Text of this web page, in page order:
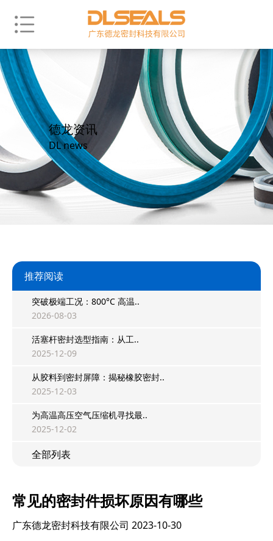
德龙资讯
DL news
推荐阅读
突破极端工况：800°C 高温..
2026-08-03
活塞杆密封选型指南：从工..
2025-12-09
从胶料到密封屏障：揭秘橡胶密封..
2025-12-03
为高温高压空气压缩机寻找最..
2025-12-02
全部列表
常见的密封件损坏原因有哪些
广东德龙密封科技有限公司 2023-10-30